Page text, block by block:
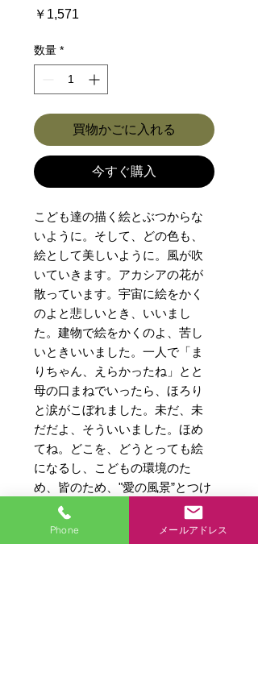
￥1,571
数量 *
買物かごに入れる
今すぐ購入
こども達の描く絵とぶつからな
いように。そして、どの色も、
絵として美しいように。風が吹
いていきます。アカシアの花が
散っています。宇宙に絵をかく
のよと悲しいとき、いいまし
た。建物で絵をかくのよ、苦し
いときいいました。一人で「ま
りちゃん、えらかったね」とと
母の口まねでいったら、ほろり
と涙がこぼれました。未だ、未
だだよ、そういいました。ほめ
てね。どこを、どうとっても絵
になるし、こどもの環境のた
め、皆のため、"愛の風景”とつけ
た理由です。（本書より一部抜
粋） 宮城まり子
Phone メールアドレス